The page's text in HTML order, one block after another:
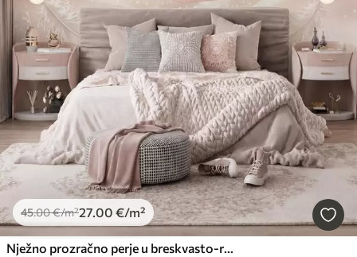
45.00€/m²27.00 €/m²
Nježno prozračno perje u breskvasto-ružičastoj izmaglici sa svjetlucavim efektom